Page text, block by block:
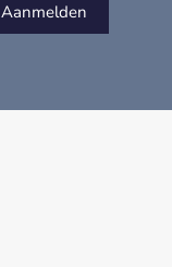
Aanmelden